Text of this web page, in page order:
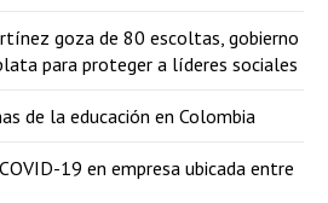
goza de 80 escoltas, gobierno
para proteger a líderes sociales
de la educación en Colombia
19 en empresa ubicada entre